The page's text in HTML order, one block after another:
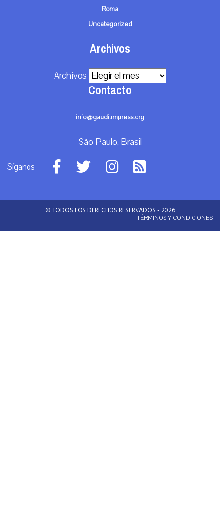
Roma
Uncategorized
Archivos
Archivos
Contacto
info@gaudiumpress.org
São Paulo, Brasil
Síganos
© TODOS LOS DERECHOS RESERVADOS - 2026
TÉRMINOS Y CONDICIONES